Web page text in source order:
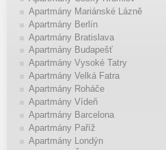
Apartmány Mariánské Lázně
Apartmány Berlín
Apartmány Bratislava
Apartmány Budapešť
Apartmány Vysoké Tatry
Apartmány Velká Fatra
Apartmány Roháče
Apartmány Vídeň
Apartmány Barcelona
Apartmány Paříž
Apartmány Londýn